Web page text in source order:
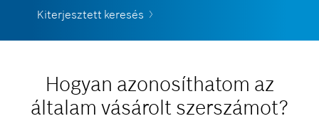
Kiterjesztett keresés
Hogyan azonosíthatom az
általam vásárolt szerszámot?